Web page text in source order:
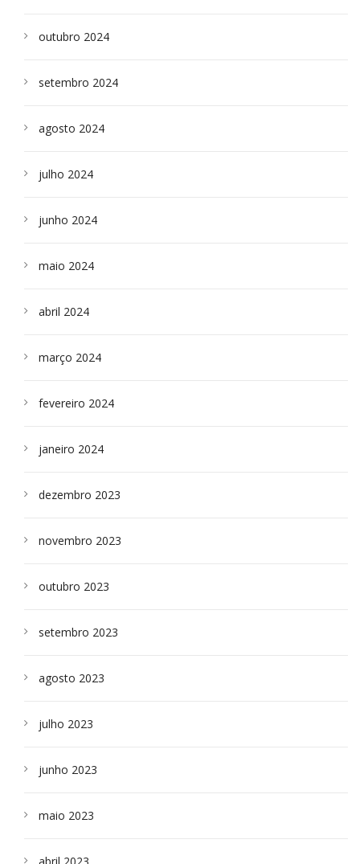
outubro 2024
setembro 2024
agosto 2024
julho 2024
junho 2024
maio 2024
abril 2024
março 2024
fevereiro 2024
janeiro 2024
dezembro 2023
novembro 2023
outubro 2023
setembro 2023
agosto 2023
julho 2023
junho 2023
maio 2023